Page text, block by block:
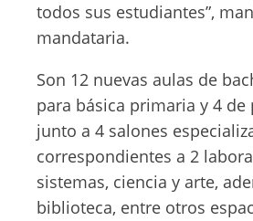
todos sus estudiantes”,
mandataria.
Son 12 nuevas aulas de
para básica primaria y 4 de
junto a 4 salones
correspondientes a 2
sistemas, ciencia y arte,
biblioteca, entre otros